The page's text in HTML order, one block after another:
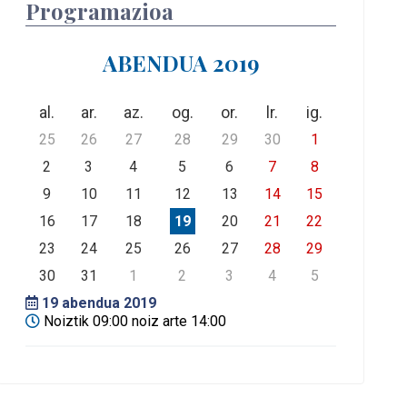
Programazioa
ABENDUA 2019
al. ar. az. og. or. lr. ig.
25 26 27 28 29 30
1
2
3 4 5 6 7
8
9
10 11 12 13 14
15
16
17 18 19 20 21
22
23
24 25 26 27 28
29
30
31 1 2 3 4
5
19 abendua 2019
Noiztik 09:00 noiz arte 14:00